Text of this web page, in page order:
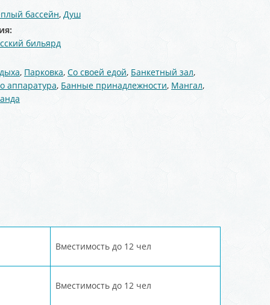
бассейн, Душ
бильярд
, Парковка, Со своей едой, Банкетный зал,
аппаратура, Банные принадлежности, Мангал,
Вместимость до 12 чел
Вместимость до 12 чел